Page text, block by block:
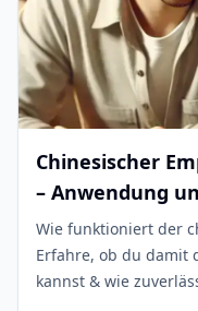
Chinesischer
– Anwendung
Wie funktioniert der
Erfahre, ob du damit
kannst & wie